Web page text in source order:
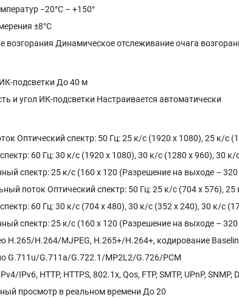
−20°С – +150°
±8°С
возгорания Динамическое отслеживание очага
подсветки До 40 м
и угол ИК-подсветки Настраивается автоматически
Оптический спектр: 50 Гц: 25 к/с (1920 x 1080), 25 к/с
60 Гц: 30 к/с (1920 x 1080), 30 к/с (1280 x 960), 30 к/
спектр: 25 к/с (160 x 120 (Разрешение на выходе – 320
поток Оптический спектр: 50 Гц: 25 к/с (704 x 576),
60 Гц: 30 к/с (704 x 480), 30 к/с (352 x 240), 30 к/с
спектр: 25 к/с (160 x 120 (Разрешение на выходе – 320
H.265/H.264/MJPEG, H.265+/H.264+, кодирование
G.711u/G.711a/G.722.1/MP2L2/G.726/PCM
IPv6, HTTP, HTTPS, 802.1x, Qos, FTP, SMTP, UPnP, SNMP,
просмотр в реальном времени До 20